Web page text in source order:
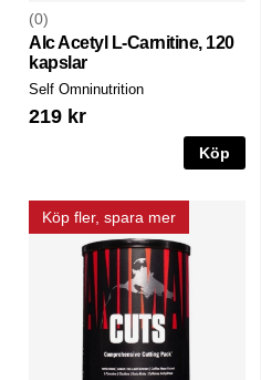
0
Alc Acetyl L-Carnitine, 120
kapslar
Self Omninutrition
219 kr
Köp
Köp fler, spara mer